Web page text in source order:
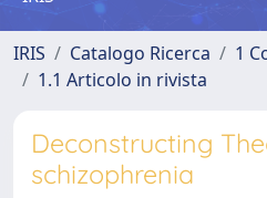
IRIS Catalogo Ricerca
1
1.1 Articolo in rivista
Deconstructing
schizophrenia